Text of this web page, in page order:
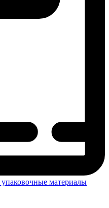
материалы